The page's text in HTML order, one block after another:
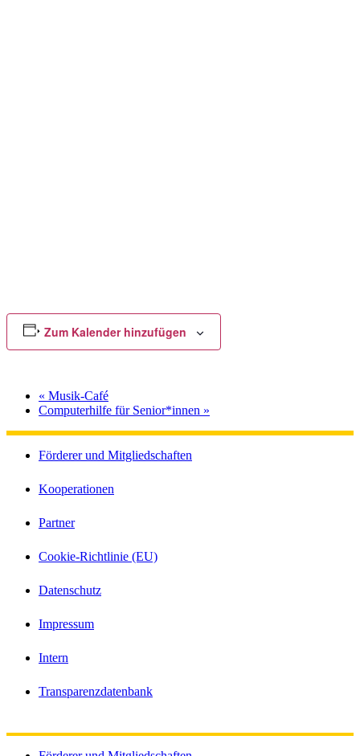
Zum Kalender hinzufügen
« Musik-Café
Computerhilfe für Senior*innen »
Förderer und Mitgliedschaften
Kooperationen
Partner
Cookie-Richtlinie (EU)
Datenschutz
Impressum
Intern
Transparenzdatenbank